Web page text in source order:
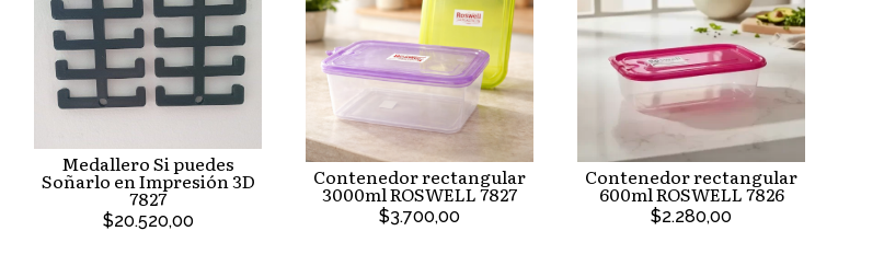
Medallero Si puedes
Soñarlo en Impresión 3D
7827
$20.520,00
Contenedor rectangular
3000ml ROSWELL 7827
$3.700,00
Contenedor rectangular
600ml ROSWELL 7826
$2.280,00